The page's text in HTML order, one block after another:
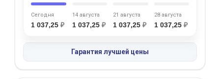
Сегодня
1 037,25 ₽
14 августа
1 037,25 ₽
21 августа
1 037,25 ₽
28 августа
1 037,25 ₽
Гарантия лучшей цены
25
Остались вопросы?
8 800 302-02-51